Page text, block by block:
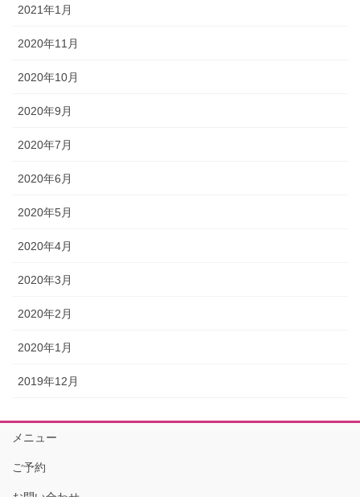
2021年1月
2020年11月
2020年10月
2020年9月
2020年7月
2020年6月
2020年5月
2020年4月
2020年3月
2020年2月
2020年1月
2019年12月
メニュー
ご予約